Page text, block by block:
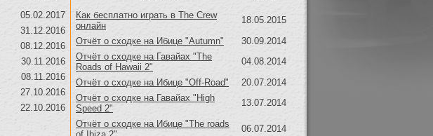
05.02.2017
31.12.2016
08.12.2016
30.11.2016
08.11.2016
27.10.2016
22.10.2016
Как бесплатно играть в The Crew
онлайн
18.05.2015
Отчёт о сходке на Ибице "Autumn"
30.09.2014
Отчёт о сходке на Гавайах "The
Roads of Hawaii 2"
04.08.2014
Отчёт о сходке на Ибице "Off-Road"
20.07.2014
Отчёт о сходке на Гавайах "High
Speed 2"
13.07.2014
Отчёт о сходке на Ибице "The roads
06.07.2014